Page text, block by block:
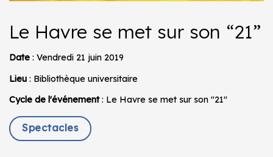
Le Havre se met sur son “21”
Date : Vendredi 21 juin 2019
Lieu : Bibliothèque universitaire
Cycle de l'événement: Le Havre se met sur son "21"
Spectacles